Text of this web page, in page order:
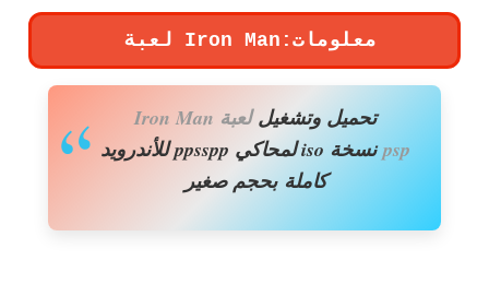
لعبة Iron Man:معلومات
تحميل وتشغيل
لعبة Iron Man
psp نسخة iso لمحاكي ppsspp
للأندروید
كاملةبحجم صغير